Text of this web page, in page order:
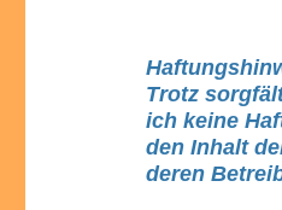
Trotz
ich keine
den Inhalt
deren